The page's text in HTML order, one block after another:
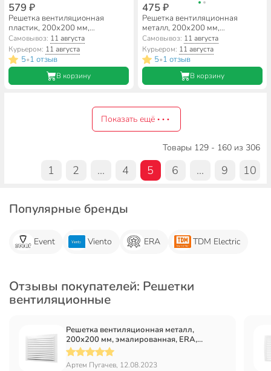
579 ₽
Решетка вентиляционная
пластик, 200х200 мм,
усиленная, регулируемая, ERA,
2020РРП
Самовывоз: 11 августа
Курьером: 11 августа
5•1 отзыв
В корзину
475 ₽
Решетка вентиляционная
металл, 200х200 мм,
эмалированная, ERA, 2020МЭ
Самовывоз: 11 августа
Курьером: 11 августа
5•1 отзыв
В корзину
Показать ещё
Товары 129 - 160 из 306
1 2 ... 4 5 6 ... 9 10
Популярные бренды
Event Viento ERA TDM Electric
Отзывы покупателей: Решетки
вентиляционные
Решетка вентиляционная металл,
200х200 мм, эмалированная, ERA,
2020МЭ
Артем Пугачев, 12.08.2023